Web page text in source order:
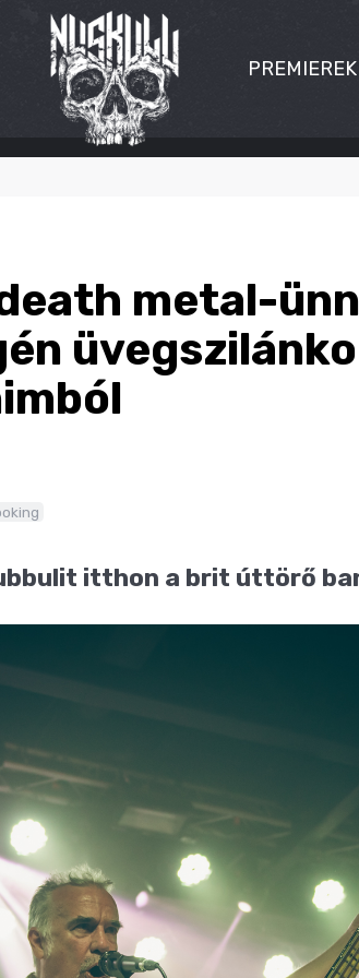
PREMIEREK
metal-
itthon a brit úttörő